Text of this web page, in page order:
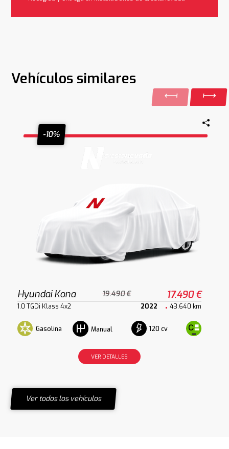
Vehículos similares
-10%
Hyundai Kona 19.490 € 17.490 €
1.0 TGDi Klass 4x2 2022 43.640 km
Gasolina Manual 120 cv
VER DETALLES
Ver todos los vehículos